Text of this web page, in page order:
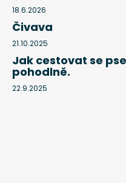
18.6.2026
Čivava
21.10.2025
Jak cestovat se
pohodlně.
22.9.2025